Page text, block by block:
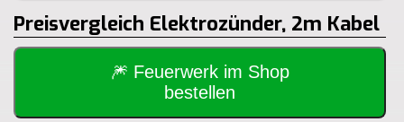
Hersteller:
Pyro-Art
Klasse:
1.4S
Preisvergleich Elektrozünder, 2m Kabel
🎆 Feuerwerk im Shop
bestellen